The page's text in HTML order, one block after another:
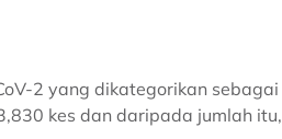
2 yang dikategorikan sebagai
kes dan daripada jumlah itu,